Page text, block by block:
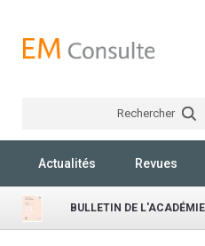
Rechercher
Actualités Revues
BULLETIN DE